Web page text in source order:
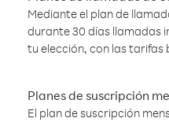
Mediante el plan de
durante 30 días llamadas
tu elección, con las tarifas
Planes de suscripción
El plan de suscripción